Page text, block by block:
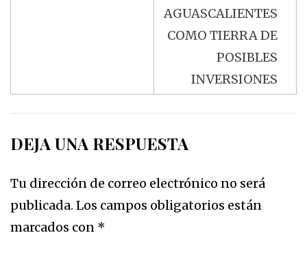
AGUASCALIENTES
COMO TIERRA DE
POSIBLES
INVERSIONES
DEJA UNA RESPUESTA
Tu dirección de correo electrónico no será
publicada. Los campos obligatorios están
marcados con *